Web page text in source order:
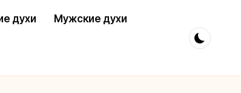
духи Мужские духи